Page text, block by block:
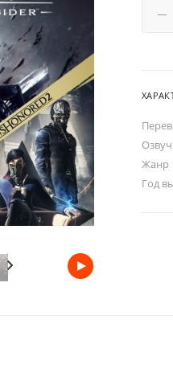
Жанр
Год